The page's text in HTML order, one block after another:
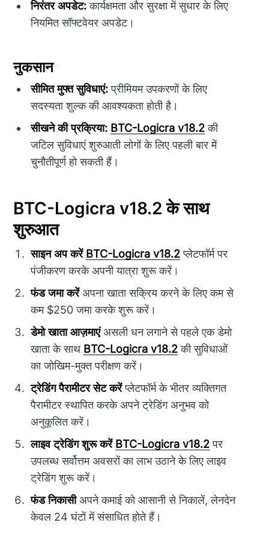
निरंतर अपडेट:कार्यक्षमता और सुरक्षा में सुधार के लिए
नियमित सॉफ्टवेयर अपडेट।
नुकसान
सीमित मुफ्त सुविधाएं:प्रीमियम उपकरणों के लिए
सदस्यता शुल्क की आवश्यकता होती है।
सीखने की प्रक्रिया: BTC-Logicra v18.2की
जटिल सुविधाएं शुरुआती लोगों के लिए पहली बार में
चुनौतीपूर्ण हो सकती हैं।
BTC-Logicra v18.2 के साथ
शुरुआत
साइन अप करें BTC-Logicra v18.2प्लेटफॉर्म पर
पंजीकरण करके अपनी यात्रा शुरू करें।
फंड जमा करेंअपना खाता सक्रिय करने के लिए कम से
कम $250 जमा करके शुरू करें।
डेमो खाता आज़माएंअसली धन लगाने से पहले एक डेमो
खाता के साथ BTC-Logicra v18.2की सुविधाओं
का जोखिम-मुक्त परीक्षण करें।
ट्रेडिंग पैरामीटर सेट करेंप्लेटफॉर्म के भीतर व्यक्तिगत
पैरामीटर स्थापित करके अपने ट्रेडिंग अनुभव को
अनुकूलित करें।
लाइव ट्रेडिंग शुरू करें BTC-Logicra v18.2पर
उपलब्ध सर्वोत्तम अवसरों का लाभ उठाने के लिए लाइव
ट्रेडिंग शुरू करें।
फंड निकासीअपने कमाई को आसानी से निकालें, लेनदेन
केवल 24 घंटों में संसाधित होते हैं।